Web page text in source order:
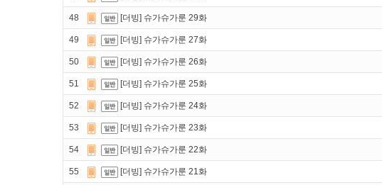
48 [더빙] 슈가슈가룬 29화
49 [더빙] 슈가슈가룬 27화
50 [더빙] 슈가슈가룬 26화
51 [더빙] 슈가슈가룬 25화
52 [더빙] 슈가슈가룬 24화
53 [더빙] 슈가슈가룬 23화
54 [더빙] 슈가슈가룬 22화
55 [더빙] 슈가슈가룬 21화